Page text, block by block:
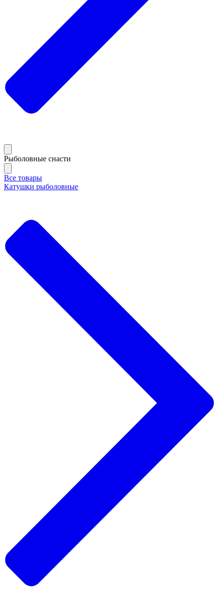
Рыболовные снасти
Все товары
Катушки рыболовные